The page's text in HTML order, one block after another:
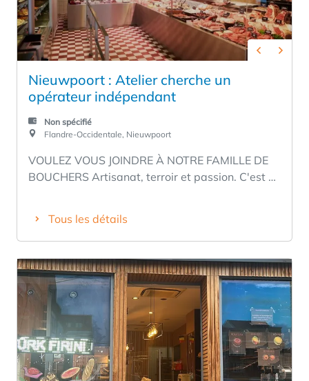
Previous
Next
Nieuwpoort : Atelier cherche un
opérateur indépendant
Non spécifié
Flandre-Occidentale, Nieuwpoort
VOULEZ VOUS JOINDRE À NOTRE FAMILLE DE
BOUCHERS Artisanat, terroir et passion. C'est ce
encore et encore que l'artisanat fonctionne, que
la confiance grandit et que la qualité gagne
toujours. Aujourd'hui, nous recherchons un
opérateur indépendant pour notre atelier de
Nieuwpoort. Faites partie de notre réseau de
franchise où la qualité et le service sont
essentiels. Non seulement dans le produit, mais
aussi dans l'expérience, l'équilibre entre vie
professionnelle et vie privée et un solide
rendement financier. Le résultat ? Un magasin
Tous les détails